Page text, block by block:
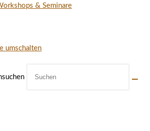
& Seminare
umschalten